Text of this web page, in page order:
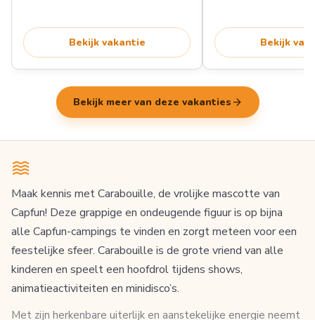
Bekijk vakantie Bekijk
Bekijk meer van deze vakanties arrow_forward
Maak kennis met Carabouille, de vrolijke mascotte van
Capfun! Deze grappige en ondeugende figuur is op bijna
alle Capfun-campings te vinden en zorgt meteen voor een
feestelijke sfeer. Carabouille is de grote vriend van alle
kinderen en speelt een hoofdrol tijdens shows,
animatieactiviteiten en minidisco’s.
Met zijn herkenbare uiterlijk en aanstekelijke energie neemt